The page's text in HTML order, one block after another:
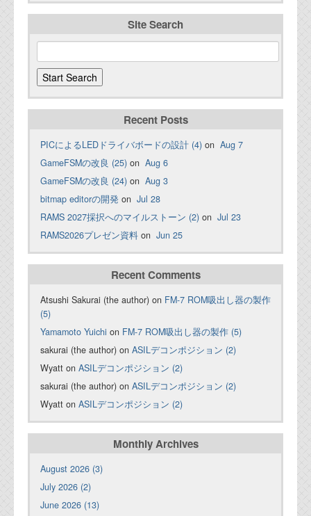
Site Search
Recent Posts
PICによるLEDドライバボードの設計 (4) on Aug 7
GameFSMの改良 (25) on Aug 6
GameFSMの改良 (24) on Aug 3
bitmap editorの開発 on Jul 28
RAMS 2027採択へのマイルストーン (2) on Jul 23
RAMS2026プレゼン資料 on Jun 25
Recent Comments
Atsushi Sakurai (the author) on FM-7 ROM吸出し器の製作
(5)
Yamamoto Yuichi on FM-7 ROM吸出し器の製作 (5)
sakurai (the author) on ASILデコンポジション (2)
Wyatt on ASILデコンポジション (2)
sakurai (the author) on ASILデコンポジション (2)
Wyatt on ASILデコンポジション (2)
Monthly Archives
August 2026 (3)
July 2026 (2)
June 2026 (13)